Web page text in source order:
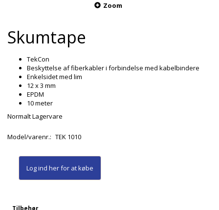
Zoom
Skumtape
TekCon
Beskyttelse af fiberkabler i forbindelse med kabelbindere
Enkelsidet med lim
12 x 3 mm
EPDM
10 meter
Normalt Lagervare
Model/varenr.: TEK 1010
Log ind herfor at købe
Tilbehør